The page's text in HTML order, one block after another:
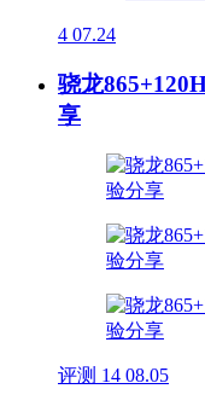
4 07.24
骁龙
享
评测 14 08.05